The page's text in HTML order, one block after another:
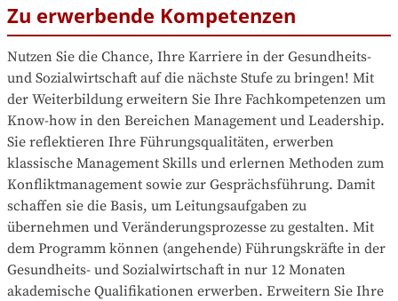
Zu erwerbende Kompetenzen
Nutzen Sie die Chance, Ihre Karriere in der Gesundheits-
und Sozialwirtschaft auf die nächste Stufe zu bringen! Mit
der Weiterbildung erweitern Sie Ihre Fachkompetenzen um
Know-how in den Bereichen Management und Leadership.
Sie reflektieren Ihre Führungsqualitäten, erwerben
klassische Management Skills und erlernen Methoden zum
Konfliktmanagement sowie zur Gesprächsführung. Damit
schaffen sie die Basis, um Leitungsaufgaben zu
übernehmen und Veränderungsprozesse zu gestalten. Mit
dem Programm können (angehende) Führungskräfte in der
Gesundheits- und Sozialwirtschaft in nur 12 Monaten
akademische Qualifikationen erwerben. Erweitern Sie Ihre